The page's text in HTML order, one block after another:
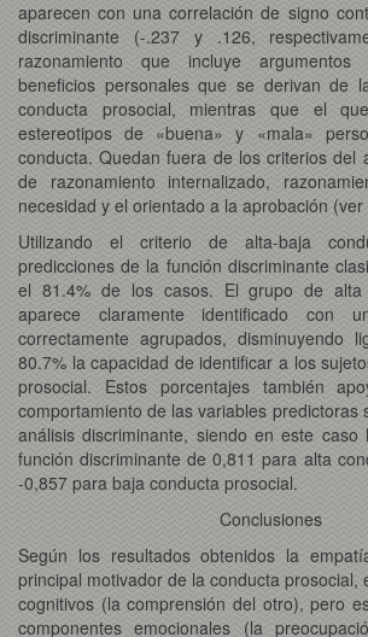
aparecen con una correlación de signo
discriminante (-.237 y .126,
razonamiento que incluye
beneficios personales que se derivan de
conducta prosocial, mientras que el
estereotipos de «buena» y «mala»
conducta. Quedan fuera de los criterios del
de razonamiento internalizado,
necesidad y el orientado a la aprobación (ver
Utilizando el criterio de alta-baja
predicciones de la función discriminante
el 81.4% de los casos. El grupo de alta
aparece claramente identificado con
correctamente agrupados, disminuyendo
80.7% la capacidad de identificar a los
prosocial. Estos porcentajes también
comportamiento de las variables predictoras
análisis discriminante, siendo en este
función discriminante de 0,811 para alta
-0,857 para baja conducta prosocial.
Conclusiones
Según los resultados obtenidos la
principal motivador de la conducta prosocial,
cognitivos (la comprensión del otro), pero
componentes emocionales (la